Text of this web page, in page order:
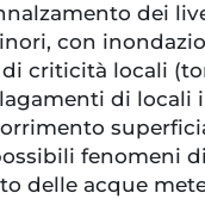
dei
con
criticità locali
di locali
fenomeni
delle acque